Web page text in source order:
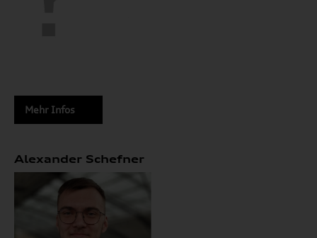
Mehr Infos
Alexander Schefner